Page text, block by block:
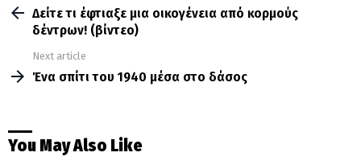
more Δείτε τι έφτιαξε μια οικογένεια από κορμούς
δέντρων! (βίντεο)
Next article
Ένα σπίτι του 1940 μέσα στο δάσος
You May Also Like